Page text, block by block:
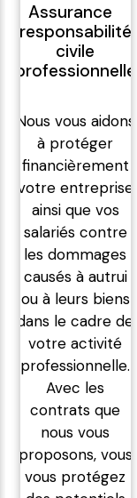
Assurance
responsabilité
civile
professionnelle
Nous vous aidons
à protéger
financièrement
votre entreprise
ainsi que vos
salariés contre
les dommages
causés à autrui
ou à leurs biens
dans le cadre de
votre activité
professionnelle.
Avec les
contrats que
nous vous
proposons, vous
vous protégez